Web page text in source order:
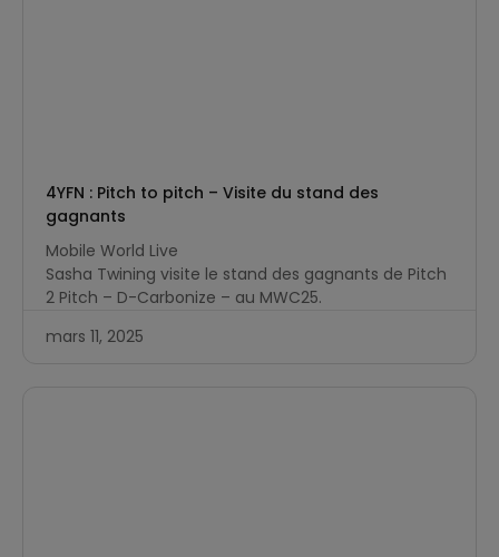
4YFN : Pitch to pitch – Visite du stand des
gagnants
Mobile World Live
Sasha Twining visite le stand des gagnants de Pitch
2 Pitch – D-Carbonize – au MWC25.
mars 11, 2025